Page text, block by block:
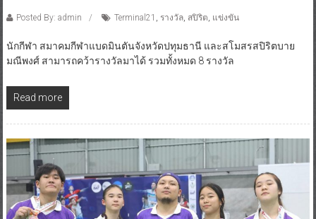
Posted By: admin Terminal21 , รางวัล, สปิริต, แข่งขัน
นักกีฬา สมาคมกีฬาแบดมินตันจังหวัดปทุมธานี และสโมสรสปิริตบาย
มณีพงศ์ สามารถคว้ารางวัลมาได้ รวมทั้งหมด 8 รางวัล
Read more